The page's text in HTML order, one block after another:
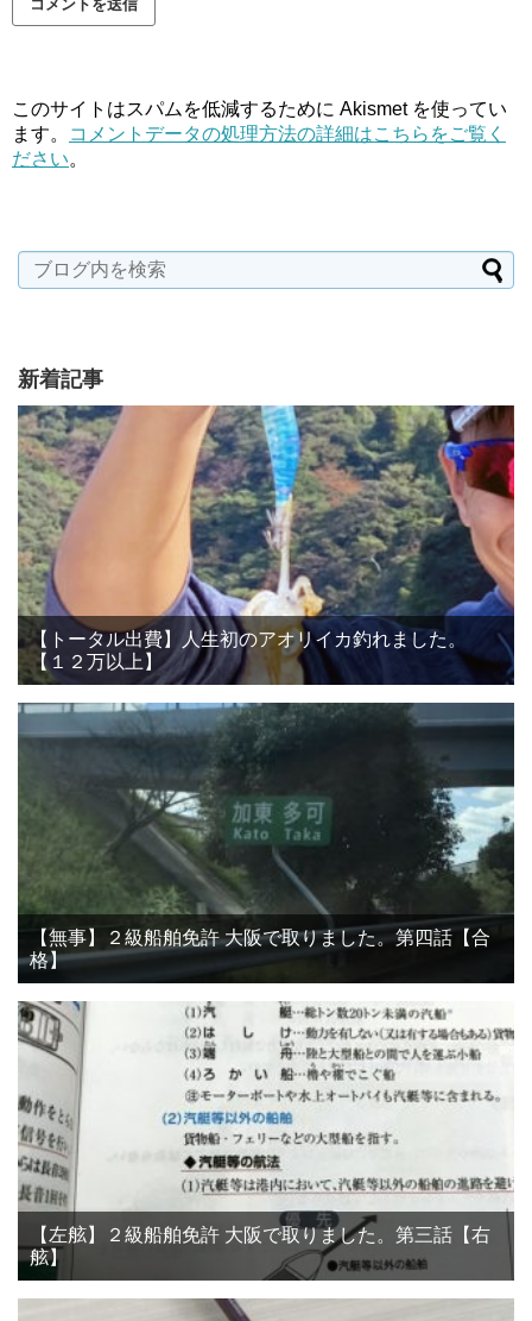
このサイトはスパムを低減するために Akismet を使ってい
ます。
コメントデータの処理方法の詳細はこちらをご覧く
ださい。
新着記事
【トータル出費】人生初のアオリイカ釣れました。
【１２万以上】
【無事】２級船舶免許 大阪で取りました。第四話【合
格】
【左舷】２級船舶免許 大阪で取りました。第三話【右
舷】